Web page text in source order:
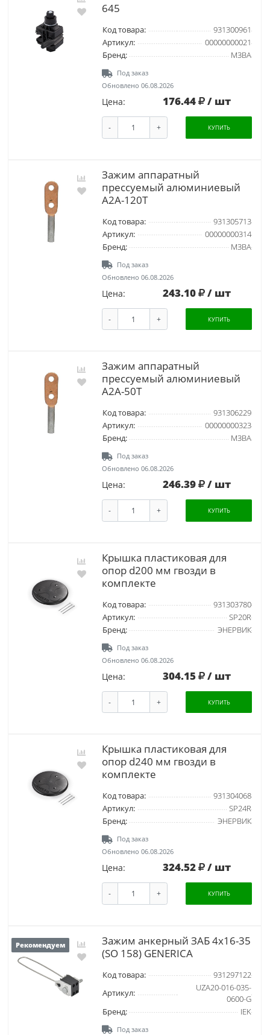
645
Код товара:
931300961
Артикул:
00000000021
Бренд:
МЗВА
Под заказ
Обновлено 06.08.2026
Цена: 176.44 / шт
- + КУПИТЬ
Зажим аппаратный
прессуемый алюминиевый
А2А-120Т
Код товара:
931305713
Артикул:
00000000314
Бренд:
МЗВА
Под заказ
Обновлено 06.08.2026
Цена: 243.10 / шт
- + КУПИТЬ
Зажим аппаратный
прессуемый алюминиевый
А2А-50Т
Код товара:
931306229
Артикул:
00000000323
Бренд:
МЗВА
Под заказ
Обновлено 06.08.2026
Цена: 246.39 / шт
- + КУПИТЬ
Крышка пластиковая для
опор d200 мм гвозди в
комплекте
Код товара:
931303780
Артикул:
SP20R
Бренд:
ЭНЕРВИК
Под заказ
Обновлено 06.08.2026
Цена: 304.15 / шт
- + КУПИТЬ
Крышка пластиковая для
опор d240 мм гвозди в
комплекте
Код товара:
931304068
Артикул:
SP24R
Бренд:
ЭНЕРВИК
Под заказ
Обновлено 06.08.2026
Цена: 324.52 / шт
- + КУПИТЬ
Рекомендуем
Зажим анкерный ЗАБ 4х16-35
(SO 158) GENERICA
Код товара:
931297122
Артикул:
UZA20-016-035-
0600-G
Бренд:
IEK
Под заказ